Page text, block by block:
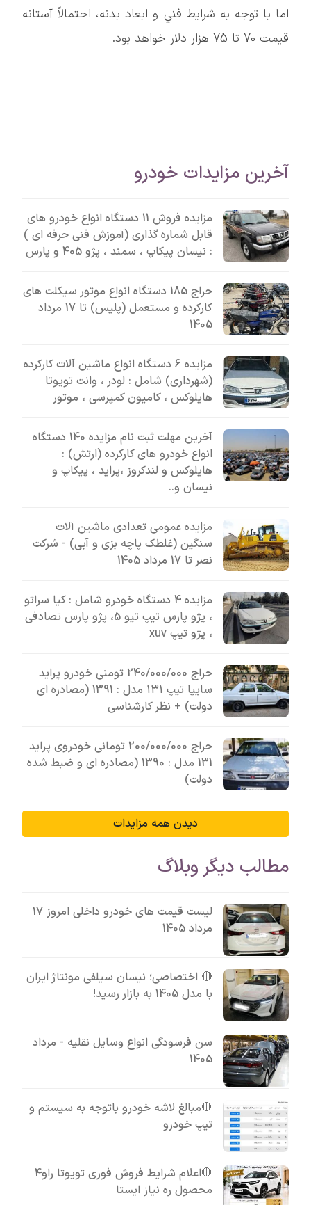
اما با توجه به شرايط فني و ابعاد بدنه، احتمالاً آستانه
قيمت 70 تا 75 هزار دلار خواهد بود.
آخرین مزایدات خودرو
مزایده فروش 11 دستگاه انواع خودرو های
قابل شماره گذاری (آموزش فنی حرفه ای )
: نیسان پیکاپ ، سمند ، پژو 405 و پارس
حراج 185 دستگاه انواع موتور سیکلت های
کارکرده و مستعمل (پلیس) تا 17 مرداد
1405
مزایده 6 دستگاه انواع ماشین آلات کارکرده
(شهرداری) شامل : لودر ، وانت تویوتا
هایلوکس ، کامیون کمپرسی ، موتور
آخرین مهلت ثبت نام مزایده 140 دستگاه
انواع خودرو های کارکرده (ارتش) :
هایلوکس و لندکروز ،پراید ، پیکاپ و
نیسان و..
مزایده عمومی تعدادی ماشین آلات
سنگین (غلطک پاچه بزی و آبی) - شرکت
نصر تا 17 مرداد 1405
مزایده 4 دستگاه خودرو شامل : کیا سراتو
، پژو پارس تیپ تیو 5، پژو پارس تصادفی
، پژو تیپ xuv
حراج 240/000/000 تومنی خودرو پراید
سایپا تیپ ۱۳۱ مدل : 1391 (مصادره ای
دولت) + نظر کارشناسی
حراج 200/000/000 تومانی خودروی پراید
131 مدل : 1390 (مصادره ای و ضبط شده
دولت)
دیدن همه مزایدات
مطالب دیگر وبلاگ
لیست قیمت های خودرو داخلی امروز 17
مرداد 1405
🔴 اختصاصی؛ نیسان سیلفی مونتاژ ایران
با مدل 1405 به بازار رسید!
سن فرسودگی انواع وسایل نقلیه - مرداد
1405
🛑مبالغ لاشه خودرو باتوجه به سیستم و
تیپ خودرو
🛑اعلام شرایط فروش فوری تویوتا راو4
محصول ره نیاز ایستا